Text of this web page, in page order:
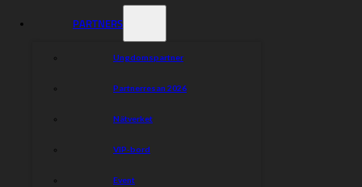
PARTNERS
Ungdomspartner
Partnerresan 2026
Nätverket
VIP-bord
Event